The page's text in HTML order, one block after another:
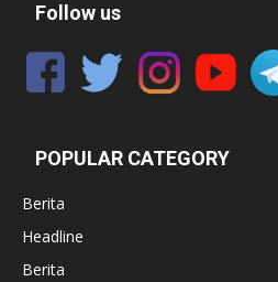
Follow us
POPULAR CATEGORY
Berita
Headline
Berita